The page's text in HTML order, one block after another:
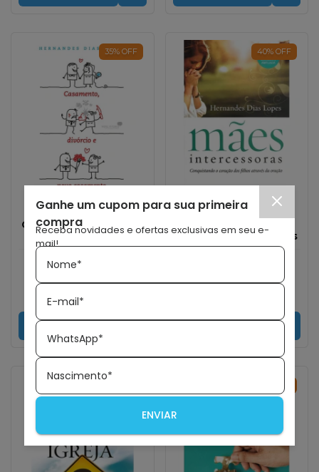
35% OFF
EDITORA HAGNOS
Casamento, divórcio e
novo casamento |
Hernandes Dias Lopes
40% OFF
EDITORA HAGNOS
Mães intercessoras |
Hernandes Dias Lopes
Ganhe um cupom para sua primeira
compra
Receba novidades e ofertas exclusivas em seu e-
mail!
Nome*
E-mail*
WhatsApp*
Nascimento*
ENVIAR